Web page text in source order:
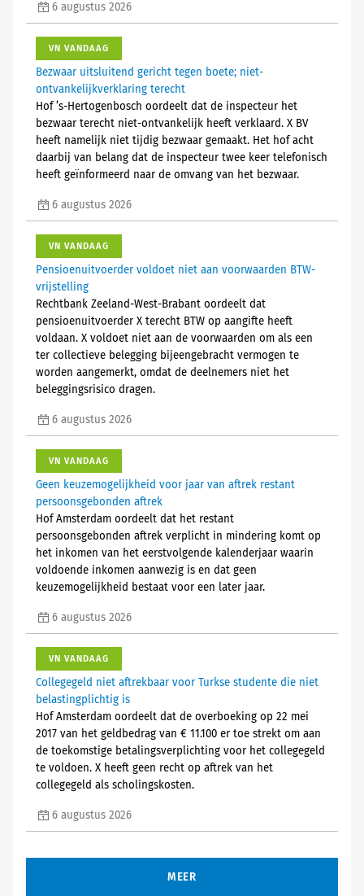
6 augustus 2026
VN VANDAAG
Bezwaar uitsluitend gericht tegen boete; niet-
ontvankelijkverklaring terecht
Hof ’s-Hertogenbosch oordeelt dat de inspecteur het
bezwaar terecht niet-ontvankelijk heeft verklaard. X BV
heeft namelijk niet tijdig bezwaar gemaakt. Het hof acht
daarbij van belang dat de inspecteur twee keer telefonisch
heeft geïnformeerd naar de omvang van het bezwaar.
6 augustus 2026
VN VANDAAG
Pensioenuitvoerder voldoet niet aan voorwaarden BTW-
vrijstelling
Rechtbank Zeeland-West-Brabant oordeelt dat
pensioenuitvoerder X terecht BTW op aangifte heeft
voldaan. X voldoet niet aan de voorwaarden om als een
ter collectieve belegging bijeengebracht vermogen te
worden aangemerkt, omdat de deelnemers niet het
beleggingsrisico dragen.
6 augustus 2026
VN VANDAAG
Geen keuzemogelijkheid voor jaar van aftrek restant
persoonsgebonden aftrek
Hof Amsterdam oordeelt dat het restant
persoonsgebonden aftrek verplicht in mindering komt op
het inkomen van het eerstvolgende kalenderjaar waarin
voldoende inkomen aanwezig is en dat geen
keuzemogelijkheid bestaat voor een later jaar.
6 augustus 2026
VN VANDAAG
Collegegeld niet aftrekbaar voor Turkse studente die niet
belastingplichtig is
Hof Amsterdam oordeelt dat de overboeking op 22 mei
2017 van het geldbedrag van € 11.100 er toe strekt om aan
de toekomstige betalingsverplichting voor het collegegeld
te voldoen. X heeft geen recht op aftrek van het
collegegeld als scholingskosten.
6 augustus 2026
MEER